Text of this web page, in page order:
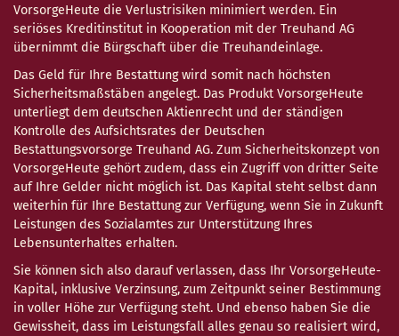
VorsorgeHeute die Verlustrisiken minimiert werden. Ein
seriöses Kreditinstitut in Kooperation mit der Treuhand AG
übernimmt die Bürgschaft über die Treuhandeinlage.
Das Geld für Ihre Bestattung wird somit nach höchsten
Sicherheitsmaßstäben angelegt. Das Produkt VorsorgeHeute
unterliegt dem deutschen Aktienrecht und der ständigen
Kontrolle des Aufsichtsrates der Deutschen
Bestattungsvorsorge Treuhand AG. Zum Sicherheitskonzept von
VorsorgeHeute gehört zudem, dass ein Zugriff von dritter Seite
auf Ihre Gelder nicht möglich ist. Das Kapital steht selbst dann
weiterhin für Ihre Bestattung zur Verfügung, wenn Sie in Zukunft
Leistungen des Sozialamtes zur Unterstützung Ihres
Lebensunterhaltes erhalten.
Sie können sich also darauf verlassen, dass Ihr VorsorgeHeute-
Kapital, inklusive Verzinsung, zum Zeitpunkt seiner Bestimmung
in voller Höhe zur Verfügung steht. Und ebenso haben Sie die
Gewissheit, dass im Leistungsfall alles genau so realisiert wird,